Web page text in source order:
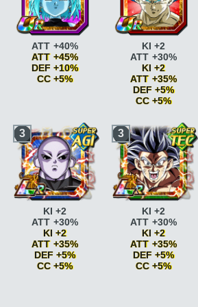
+2 DEF +5%
Combat acharnéATT
+15%
Combat acharné
+20%
Innocent ATT +10%
Innocent ATT +15%
+10%
Look trompeurATT
+10% DEF +10%
Combat acharnéATT
+20%
Dimension des
dieuxATT +15%
Dimension des
dieuxATT +15% CC
+5%
Look trompeurATT
+10%
Look trompeur
+10% DEF +10%
ATT +40%
ATT +45%
DEF +10%
CC +5%
Vitesse
époustouflanteKI
+2
Vitesse
époustouflanteKI
+2 DEF +5%
Combat acharnéATT
+15%
Combat acharné
+20%
Dimension des
dieuxATT +15%
Dimension des
ATT +15% CC
KI +2
ATT +30%
KI +2
ATT +35%
DEF +5%
CC +5%
3
KI +2
ATT +30%
KI +2
ATT +35%
DEF +5%
CC +5%
3
KI +2
ATT +30%
KI +2
ATT +35%
DEF +5%
CC +5%